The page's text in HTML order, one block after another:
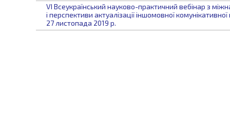
VІ Всеукраїнський науково-практичний вебінар з
і перспективи актуалізації іншомовної
27 листопада 2019 р.